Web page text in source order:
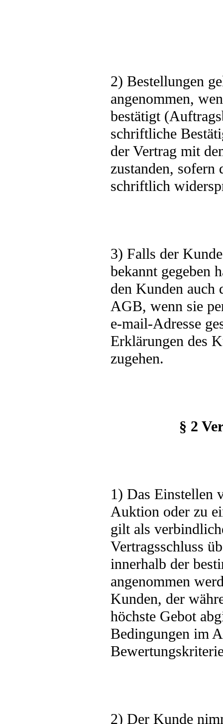
2) Bestellungen
angenommen,
bestätigt
schriftliche
der Vertrag mit
zustanden, sofern
schriftlich
3) Falls der
bekannt gegeben
den Kunden auch
AGB, wenn sie
e-mail-Adresse
Erklärungen des
zugehen.
§ 2
1) Das Einstellen
Auktion oder zu
gilt als
Vertragsschluss
innerhalb der
angenommen
Kunden, der
höchste Gebot
Bedingungen im
2) Der Kunde